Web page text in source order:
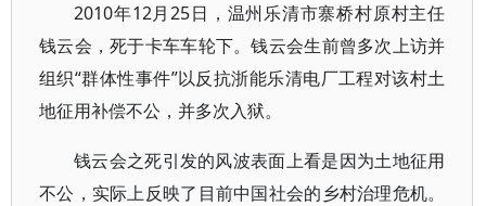
2010年12月25日，温州乐清市寨桥村原村主任
钱云会，死于卡车车轮下。钱云会生前曾多次上访并
组织“群体性事件”以反抗浙能乐清电厂工程对该村土
地征用补偿不公，并多次入狱。
钱云会之死引发的风波表面上看是因为土地征用
不公，实际上反映了目前中国社会的乡村治理危机。